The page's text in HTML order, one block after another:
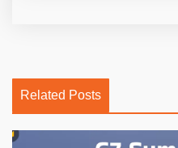
Related Posts